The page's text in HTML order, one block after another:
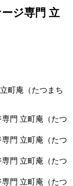
ジ専門 立